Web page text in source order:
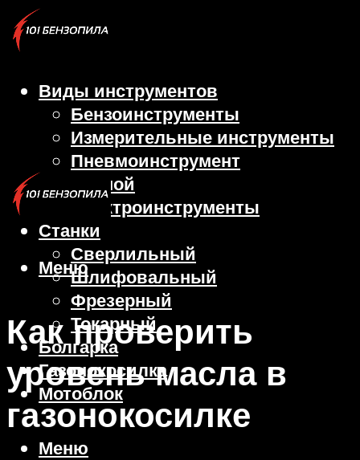
Виды инструментов
Бензоинструменты
Измерительные инструменты
Пневмоинструмент
Ручной
Электроинструменты
Станки
Сверлильный
Шлифовальный
Фрезерный
Токарный
Болгарка
Газонокосилка
Мотоблок
Меню
Меню
Как проверить
уровень масла в
газонокосилке